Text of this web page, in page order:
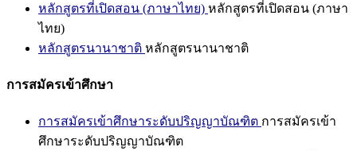
หลักสูตรที่เปิดสอน (ภาษาไทย) หลักสูตรที่เปิดสอน (ภาษา
ไทย)
หลักสูตรนานาชาติ หลักสูตรนานาชาติ
การสมัครเข้าศึกษา
การสมัครเข้าศึกษาระดับปริญญาบัณฑิต การสมัครเข้า
ศึกษาระดับปริญญาบัณฑิต